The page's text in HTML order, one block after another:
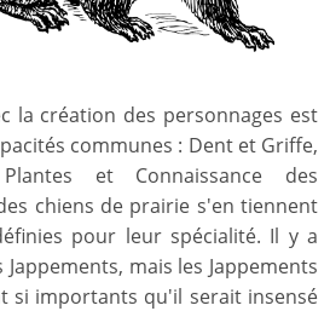
la création des personnages est
communes : Dent et Griffe,
et Connaissance des
chiens de prairie s'en tiennent
pour leur spécialité. Il y a
mais les Jappements
si importants qu'il serait insensé